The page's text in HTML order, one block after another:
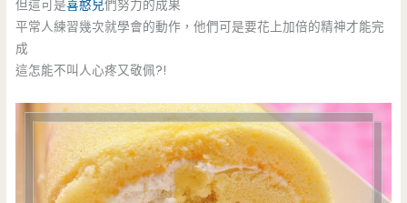
但這可是喜憨兒們努力的成果
平常人練習幾次就學會的動作，他們可是要花上加倍的精神才能完
成
這怎能不叫人心疼又敬佩?!